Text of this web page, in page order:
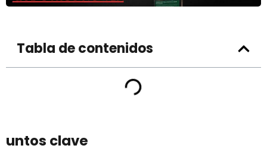
Tabla de contenidos
untos clave